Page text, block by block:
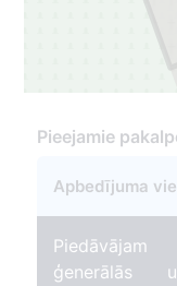
Pieejamie
Apbedījuma
ģenerālās